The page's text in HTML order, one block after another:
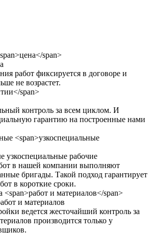
работ фиксируется в договоре и
не возрастет.
контроль за всем циклом. И
гарантию на построенные нами
узкоспециальные рабочие
в нашей компании выполняют
бригады. Такой подход гарантирует
в короткие сроки.
и материалов
ведется жесточайший контроль за
производится только у